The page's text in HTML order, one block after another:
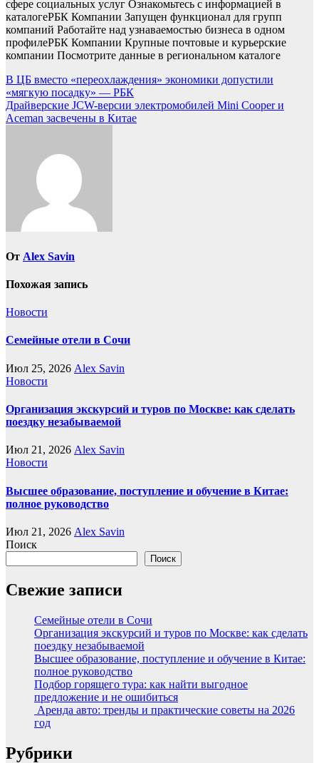
сфере социальных услуг Ознакомьтесь с информацией в
каталогеРБК Компании Запущен функционал для групп
компаний Работайте над узнаваемостью бизнеса в одном
профилеРБК Компании Крупные почтовые и курьерские
компании Посмотрите данные в региональном каталоге
Навигация
по
записям
В ЦБ вместо «переохлаждения» экономики допустили
«мягкую посадку» — РБК
Драйверские JCW-версии электромобилей Mini Cooper и
Aceman засвечены в Китае
От Alex Savin
Похожая запись
Новости
Семейные отели в Сочи
Июл 25, 2026 Alex Savin
Новости
Организация экскурсий и туров по Москве: как сделать
поездку незабываемой
Июл 21, 2026 Alex Savin
Новости
Высшее образование, поступление и обучение в Китае:
полное руководство
Июл 21, 2026 Alex Savin
Поиск
Поиск
Свежие записи
Семейные отели в Сочи
Организация экскурсий и туров по Москве: как сделать
поездку незабываемой
Высшее образование, поступление и обучение в Китае:
полное руководство
Подбор горящего тура: как найти выгодное
предложение и не ошибиться
Аренда авто: тренды и практические советы на 2026
год
Рубрики